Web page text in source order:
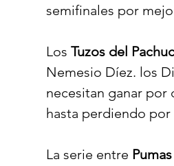
semifinales por
Los Tuzos del
Nemesio Díez. los
necesitan ganar por
hasta perdiendo por
La serie entre